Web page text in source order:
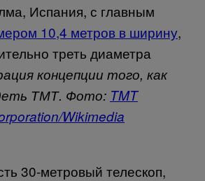
Испания, с главным
10,4 метров в ширину,
треть диаметра
концепции того, как
ТМТ. Фото: TMT
Wikimedia
30-метровый телескоп,